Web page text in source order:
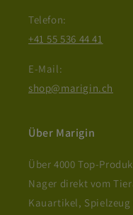
Telefon:
+41 55 536 44 41
E-Mail:
shop@marigin.ch
Über Marigin
Über 4000 Top-
Nager direkt vom
Kauartikel,